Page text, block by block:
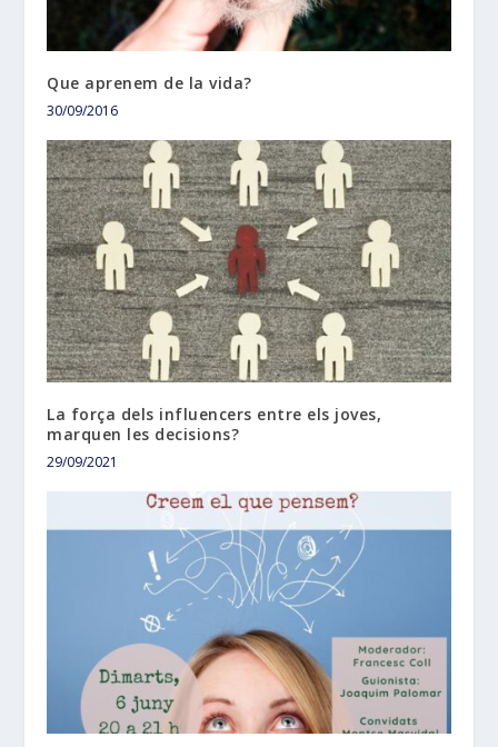
Que aprenem de la vida?
30/09/2016
La força dels influencers entre els joves,
marquen les decisions?
29/09/2021